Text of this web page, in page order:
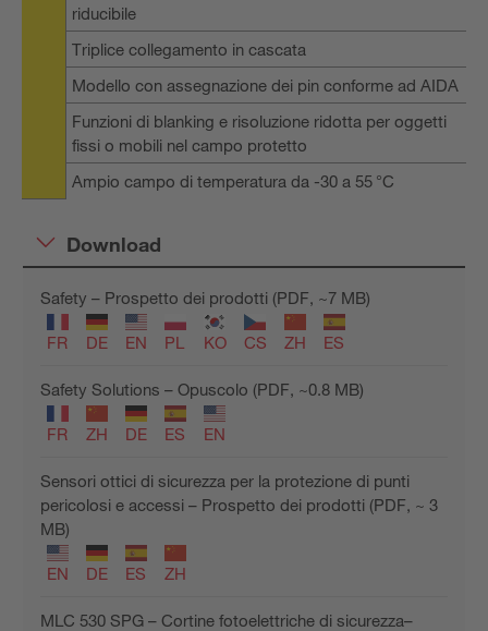
riducibile
Triplice collegamento in cascata
Modello con assegnazione dei pin conforme ad AIDA
Funzioni di blanking e risoluzione ridotta per oggetti
fissi o mobili nel campo protetto
Ampio campo di temperatura da -30 a 55 °C
Download
Safety – Prospetto dei prodotti (PDF, ~7 MB)
FR DE EN PL KO CS ZH ES
Safety Solutions – Opuscolo (PDF, ~0.8 MB)
FR ZH DE ES EN
Sensori ottici di sicurezza per la protezione di punti
pericolosi e accessi – Prospetto dei prodotti (PDF, ~ 3
MB)
EN DE ES ZH
MLC 530 SPG – Cortine fotoelettriche di sicurezza–